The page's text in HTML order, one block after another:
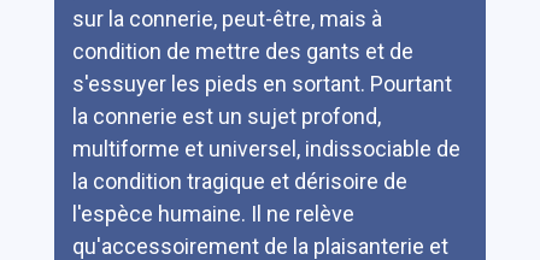
sur la connerie, peut-être, mais à
condition de mettre des gants et de
s'essuyer les pieds en sortant. Pourtant
la connerie est un sujet profond,
multiforme et universel, indissociable de
la condition tragique et dérisoire de
l'espèce humaine. Il ne relève
qu'accessoirement de la plaisanterie et